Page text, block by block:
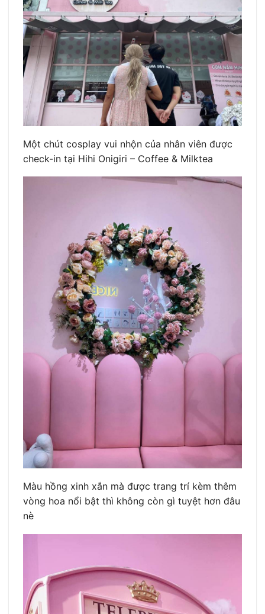
Một chút cosplay vui nhộn của nhân viên được
check-in tại Hihi Onigiri – Coffee & Milktea
Màu hồng xinh xắn mà được trang trí kèm thêm
vòng hoa nổi bật thì không còn gì tuyệt hơn đâu
nè